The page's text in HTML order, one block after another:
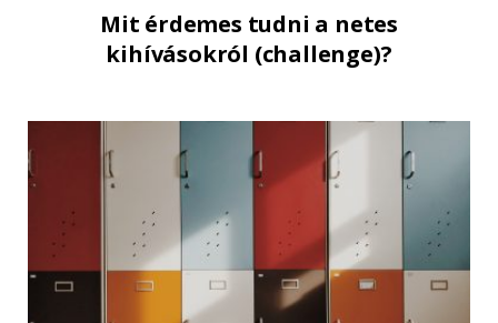
Mit érdemes tudni a netes
kihívásokról (challenge)?